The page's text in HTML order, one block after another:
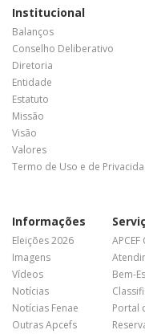
Institucional
Balanços
Conselho Deliberativo
Diretoria
Entidade
Estatuto
Missão
Visão
Valores
Termo de Uso e de
Informações
Eleições 2026
Imagens
Vídeos
Notícias
Notícias Fenae
Outras Apcefs
Bem-
Portal